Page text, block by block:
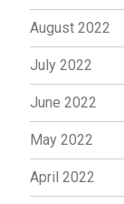
August 2022
July 2022
June 2022
May 2022
April 2022